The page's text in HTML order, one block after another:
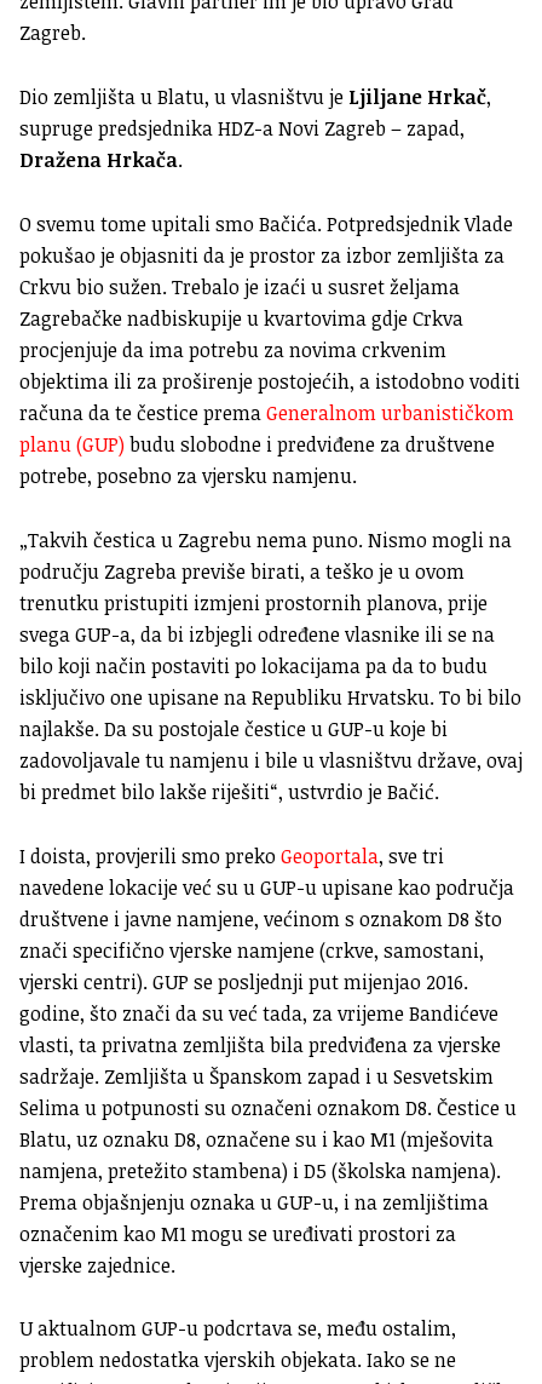
Zagreb.
Dio zemljišta u Blatu, u vlasništvu je Ljiljane Hrkač,
supruge predsjednika HDZ-a Novi Zagreb – zapad,
Dražena Hrkača.
O svemu tome upitali smo Bačića. Potpredsjednik Vlade
pokušao je objasniti da je prostor za izbor zemljišta za
Crkvu bio sužen. Trebalo je izaći u susret željama
Zagrebačke nadbiskupije u kvartovima gdje Crkva
procjenjuje da ima potrebu za novima crkvenim
objektima ili za proširenje postojećih, a istodobno voditi
računa da te čestice premaGeneralnom urbanističkom
planu (GUP) budu slobodne i predviđene za društvene
potrebe, posebno za vjersku namjenu.
„Takvih čestica u Zagrebu nema puno. Nismo mogli na
području Zagreba previše birati, a teško je u ovom
trenutku pristupiti izmjeni prostornih planova, prije
svega GUP-a, da bi izbjegli određene vlasnike ili se na
bilo koji način postaviti po lokacijama pa da to budu
isključivo one upisane na Republiku Hrvatsku. To bi bilo
najlakše. Da su postojale čestice u GUP-u koje bi
zadovoljavale tu namjenu i bile u vlasništvu države, ovaj
bi predmet bilo lakše riješiti“, ustvrdio je Bačić.
I doista, provjerili smo prekoGeoportala, sve tri
navedene lokacije već su u GUP-u upisane kao područja
društvene i javne namjene, većinom s oznakom D8 što
znači specifično vjerske namjene (crkve, samostani,
vjerski centri). GUP se posljednji put mijenjao 2016.
godine, što znači da su već tada, za vrijeme Bandićeve
vlasti, ta privatna zemljišta bila predviđena za vjerske
sadržaje. Zemljišta u Španskom zapad i u Sesvetskim
Selima u potpunosti su označeni oznakom D8. Čestice u
Blatu, uz oznaku D8, označene su i kao M1 (mješovita
namjena, pretežito stambena) i D5 (školska namjena).
Prema objašnjenju oznaka u GUP-u, i na zemljištima
označenim kao M1 mogu se uređivati prostori za
vjerske zajednice.
U aktualnom GUP-u podcrtava se, među ostalim,
problem nedostatka vjerskih objekata. Iako se ne